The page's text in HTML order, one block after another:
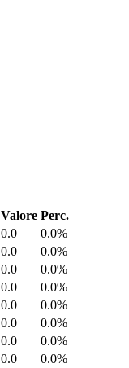
Valore Perc.
0.0
0.0%
0.0
0.0%
0.0
0.0%
0.0
0.0%
0.0
0.0%
0.0
0.0%
0.0
0.0%
0.0
0.0%